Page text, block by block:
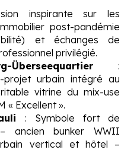
inspirante sur les
post-pandémie
et échanges de
privilégié.
:
projet urbain intégré au
vitrine du mix-use
« Excellent ».
: Symbole fort de
ancien bunker WWII
vertical et hôtel –